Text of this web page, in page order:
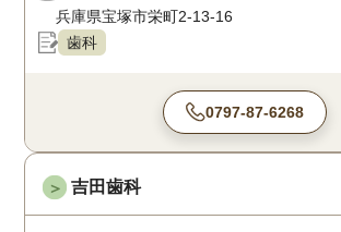
兵庫県宝塚市栄町2-13-16
歯科
0797-87-6268
＞ 吉田歯科